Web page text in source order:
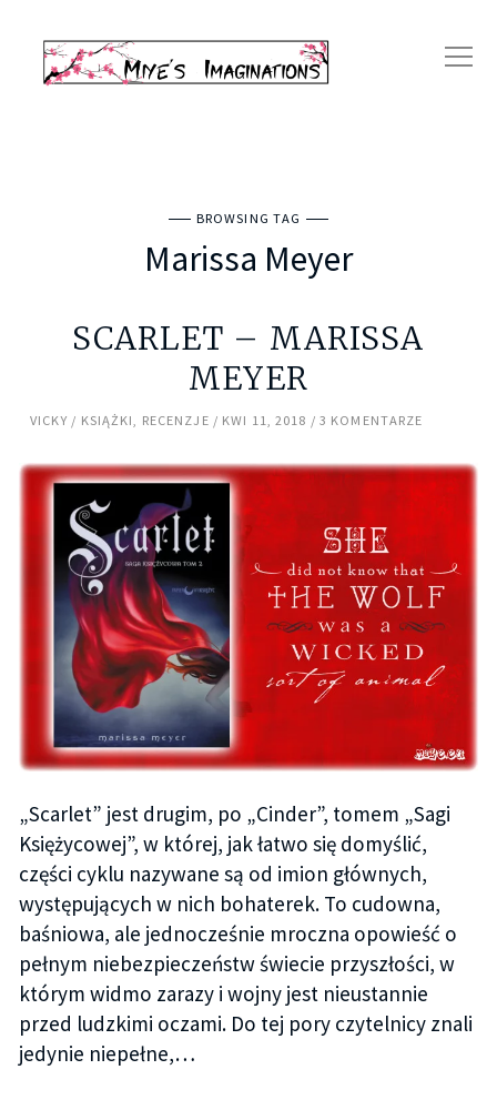
BROWSING TAG
Marissa Meyer
SCARLET – MARISSA
MEYER
VICKY KSIĄŻKI RECENZJE KWI 11, 2018 3 KOMENTARZE
„Scarlet” jest drugim, po „Cinder”, tomem „Sagi
Księżycowej”, w której, jak łatwo się domyślić,
części cyklu nazywane są od imion głównych,
występujących w nich bohaterek. To cudowna,
baśniowa, ale jednocześnie mroczna opowieść o
pełnym niebezpieczeństw świecie przyszłości, w
którym widmo zarazy i wojny jest nieustannie
przed ludzkimi oczami. Do tej pory czytelnicy znali
jedynie niepełne,…